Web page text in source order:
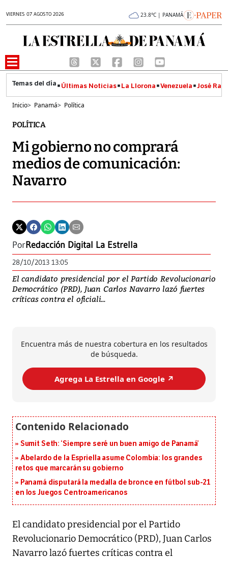
VIERNES 07 AGOSTO 2026 23.8°C | PANAMÁ
Últimas Noticias La Llorona Venezuela José
Inicio> Panamá> Política
POLÍTICA
Mi gobierno no comprará
medios de comunicación:
Navarro
PorRedacción Digital La Estrella
28/10/2013 13:05
El candidato presidencial por el Partido Revolucionario
Democrático (PRD), Juan Carlos Navarro lazó fuertes
críticas contra el oficiali...
Encuentra más de nuestra cobertura en los resultados
de búsqueda.
Agrega La Estrella en Google ↗️
Sumit Seth: ‘Siempre seré un buen amigo de Panamá’
Abelardo de la Espriella asume Colombia: los grandes
retos que marcarán su gobierno
Panamá disputará la medalla de bronce en fútbol sub-21
en los Juegos Centroamericanos
El candidato presidencial por el Partido
Revolucionario Democrático (PRD), Juan Carlos
Navarro lazó fuertes críticas contra el